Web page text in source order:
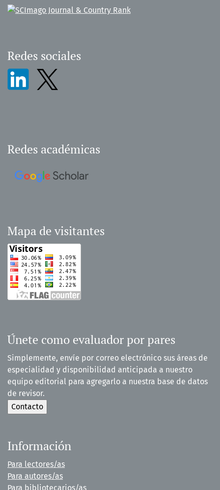
Redes sociales
Redes académicas
Mapa de visitantes
Únete como evaluador por pares
Simplemente, envíe por correo electrónico sus áreas de
especialidad y disponibilidad anticipada a nuestro
equipo editorial para agregarlo a nuestra base de datos
de revisor.
Información
Para lectores/as
Para autores/as
Para bibliotecarios/as